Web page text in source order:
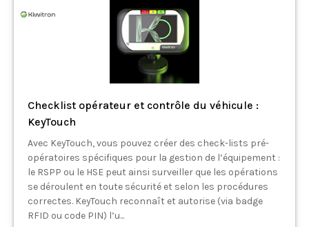
Checklist opérateur et contrôle du véhicule :
KeyTouch
Avec KeyTouch, vous pouvez créer des check-lists pré-
opératoires spécifiques pour la gestion de l’équipement :
le RSPP ou le HSE peut ainsi surveiller que les opérations
se déroulent en toute sécurité et selon les procédures
correctes. KeyTouch reconnaît et autorise (via badge
RFID ou code PIN) l’u...